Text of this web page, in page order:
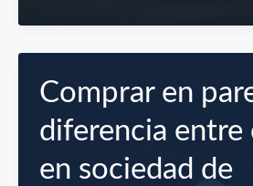
hipotecar
una
vivienda
que
no
inscrita
Comprar en
diferencia entre
en sociedad de